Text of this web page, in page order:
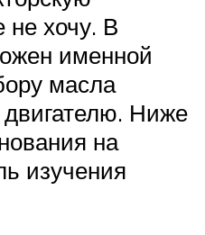
не хочу. В
именной
масла
двигателю. Ниже
на
изучения